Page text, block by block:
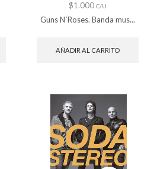
$1.000 C/U
Guns N´Roses. Banda mus...
AÑADIR AL CARRITO